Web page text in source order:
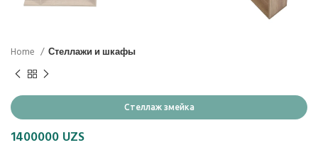
Home Стеллажи и шкафы
Стеллаж змейка
1400000 UZS